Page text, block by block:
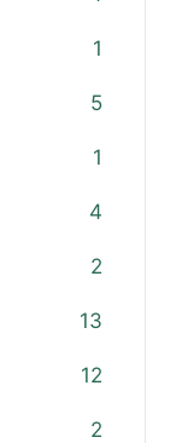
1
5
1
4
2
13
12
2